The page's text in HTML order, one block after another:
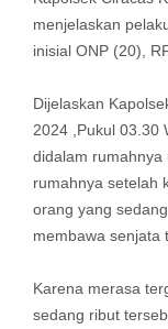
menjelaskan
inisial ONP (20),
Dijelaskan
2024 ,Pukul 03.30
didalam
rumahnya setelah
orang yang
membawa senjata
Karena merasa
sedang ribut